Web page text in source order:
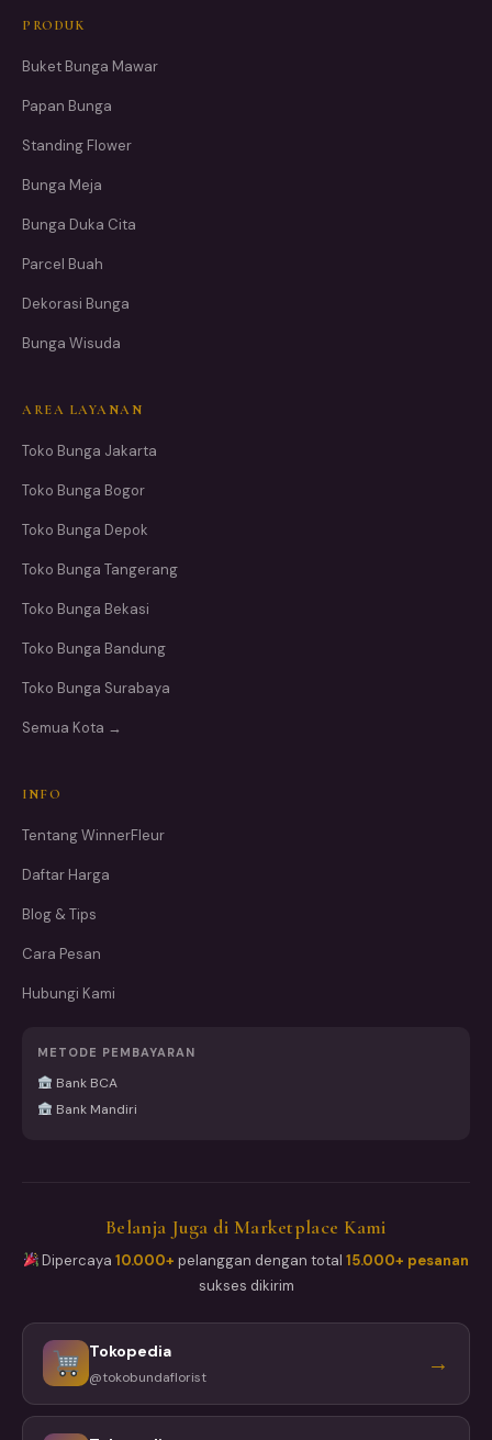
PRODUK
Buket Bunga Mawar
Papan Bunga
Standing Flower
Bunga Meja
Bunga Duka Cita
Parcel Buah
Dekorasi Bunga
Bunga Wisuda
AREA LAYANAN
Toko Bunga Jakarta
Toko Bunga Bogor
Toko Bunga Depok
Toko Bunga Tangerang
Toko Bunga Bekasi
Toko Bunga Bandung
Toko Bunga Surabaya
Semua Kota →
INFO
Tentang WinnerFleur
Daftar Harga
Blog & Tips
Cara Pesan
Hubungi Kami
METODE PEMBAYARAN
Bank BCA
Bank Mandiri
Belanja Juga di Marketplace Kami
Dipercaya10.000+ pelanggan dengan total15.000+ pesanan
sukses dikirim
Tokopedia
@tokobundaflorist →